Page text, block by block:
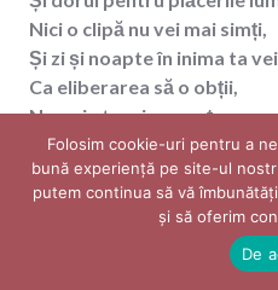
Nici o clipă nu vei mai simți,
Și zi și noapte în inima ta
Ca eliberarea să o obții,
Numai atunci, renunțarea o
7.
Singură renunțarea, nu te
La extazul total al lui
La extazul iluminării
Folosim cookie-uri pentru a
bună experiență pe site-ul
putem continua să vă
și să oferim
De